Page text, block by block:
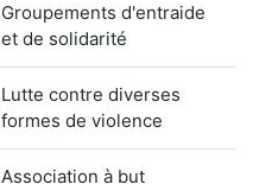
Groupements d'entraide
et de solidarité
Lutte contre diverses
formes de violence
Association à but